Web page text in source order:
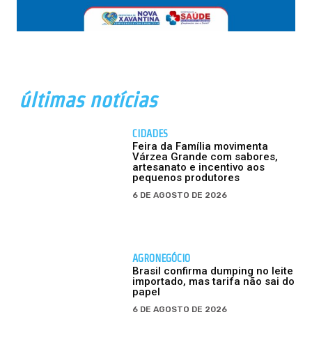
últimas notícias
CIDADES
Feira da Família movimenta
Várzea Grande com sabores,
artesanato e incentivo aos
pequenos produtores
6 DE AGOSTO DE 2026
AGRONEGÓCIO
Brasil confirma dumping no leite
importado, mas tarifa não sai do
papel
6 DE AGOSTO DE 2026